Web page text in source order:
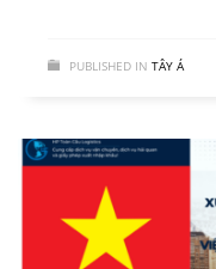
PUBLISHED IN TÂY Á